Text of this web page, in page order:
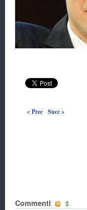
< Prec Succ >
Commenti